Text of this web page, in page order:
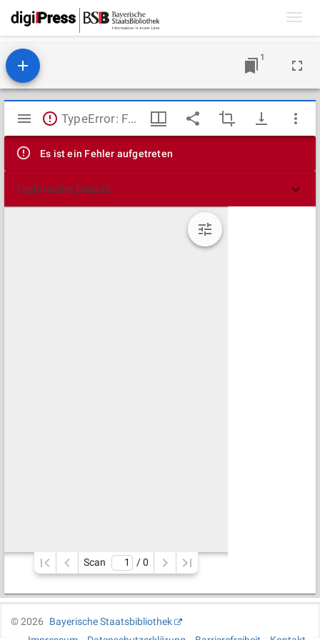
1
Mirador
Viewer
TypeError: Failed to fetch
Es ist ein Fehler aufgetreten
Technische Details
Scan / 0
©2026
Bayerische Staatsbibliothek